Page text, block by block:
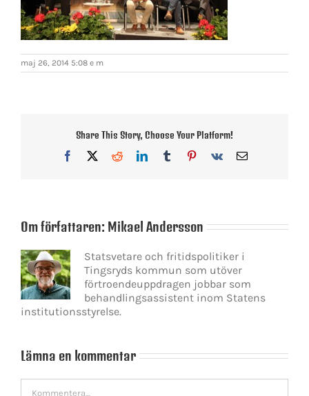
maj 26, 2014 5:08 e m
Share This Story, Choose Your Platform!
Facebook
X RedditLinkedInTumblrPinterest
Vk
E-
Om författaren: Mikael Andersson
Statsvetare och fritidspolitiker i
Tingsryds kommun som utöver
förtroendeuppdragen jobbar som
behandlingsassistent inom Statens
institutionsstyrelse.
Lämna en kommentar